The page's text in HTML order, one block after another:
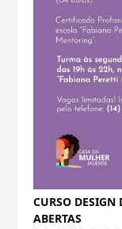
CURSO DESIGN
ABERTAS